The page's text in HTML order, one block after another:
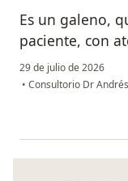
Es un galeno,
paciente, con
29 de julio de 2026
• Consultorio Dr